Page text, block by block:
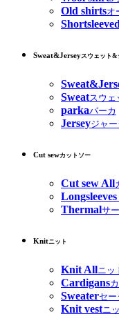
Old shirtsオ
Sweat&Jerseyスウェット&
Sweatスウェ
parkaパーカ
Jerseyジャー
Cut sewカットソー
Cut sew All
Thermalサ
Knitニット
Knit Allニッ
Cardigans
Sweaterセー
Knit vestニ